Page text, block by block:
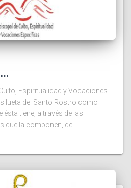
Espiritualidad y Vocaciones
del Santo Rostro como
ésta tiene, a través de las
que la componen, de